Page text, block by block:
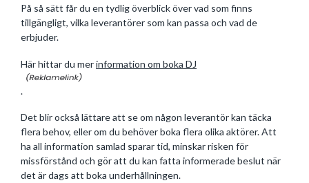
På så sätt får du en tydlig överblick över vad som finns
tillgängligt, vilka leverantörer som kan passa och vad de
erbjuder.
Här hittar du merinformation om boka DJ
.
Det blir också lättare att se om någon leverantör kan täcka
flera behov, eller om du behöver boka flera olika aktörer. Att
ha all information samlad sparar tid, minskar risken för
missförstånd och gör att du kan fatta informerade beslut när
det är dags att boka underhållningen.